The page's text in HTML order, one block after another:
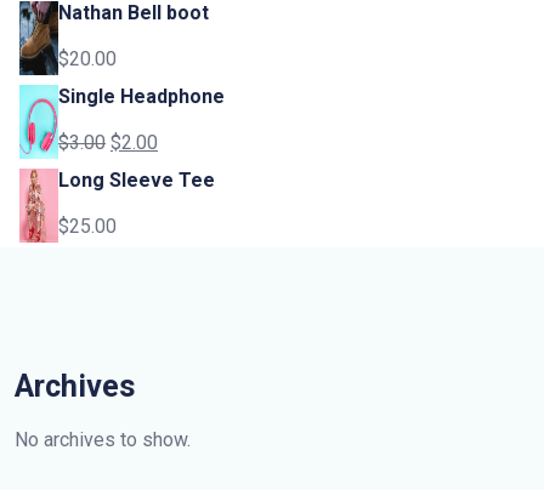
Nathan Bell boot
$20.00
Single Headphone
$3.00 $2.00
Long Sleeve Tee
$25.00
Archives
No archives to show.